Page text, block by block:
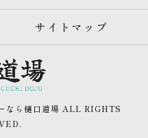
サイトマップ
なら樋口道場 ALL RIGHTS